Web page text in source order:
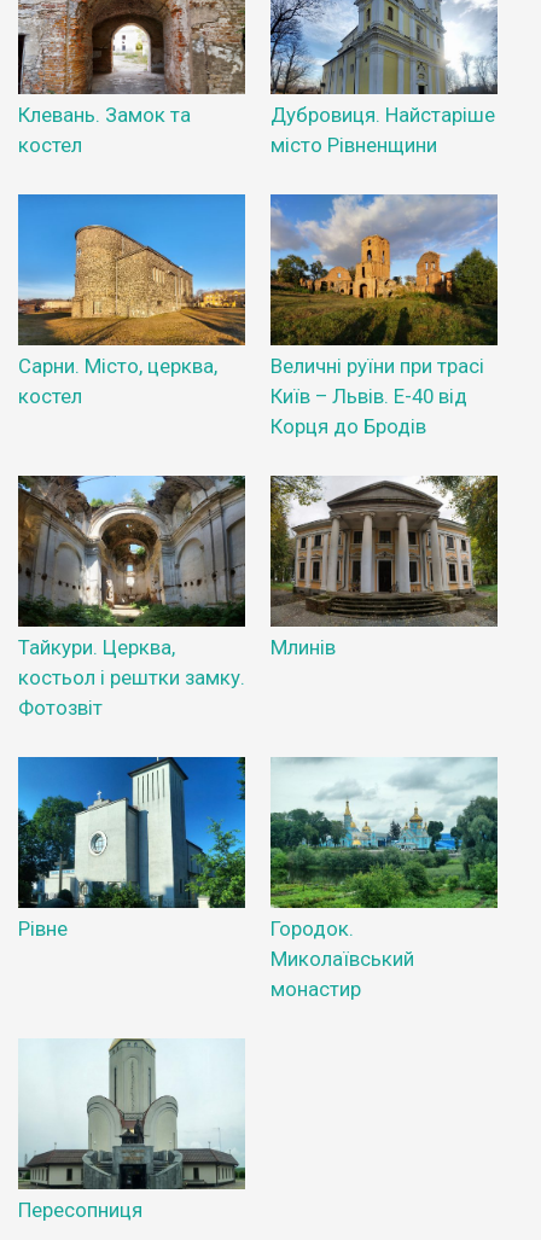
Клевань. Замок та
костел
Дубровиця. Найстаріше
місто Рівненщини
Сарни. Місто, церква,
костел
Величні руїни при трасі
Київ – Львів. Е-40 від
Корця до Бродів
Тайкури. Церква,
костьол і рештки замку.
Фотозвіт
Млинів
Рівне
Городок.
Миколаївський
монастир
Пересопниця